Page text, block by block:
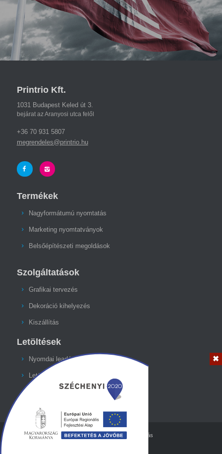
Printrio Kft.
1031 Budapest Keled út 3.
bejárat az Aranyosi utca felől
+36 70 931 5807
megrendeles@printrio.hu
Termékek
Nagyformátumú nyomtatás
Marketing nyomtatványok
Belsőépítészeti megoldások
Szolgáltatások
Grafikai tervezés
Dekoráció kihelyezés
Kiszállítás
Letöltések
Nyomdai leadási segédlet
Letölthető stancformák
© Szerzői jog -PRINTRIO - NAGYformátumú nyomtatás